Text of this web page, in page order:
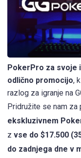
PokerPro za svoje
odlično promocijo,
razlog za igranje na
Pridružite se nam
ekskluzivnem
z vse do $17.500
do zadnjega dne v